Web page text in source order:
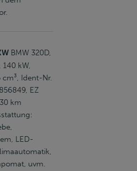
BMW 320D,
140 kW,
Ident-Nr.
EZ
km
LED-
uvm.